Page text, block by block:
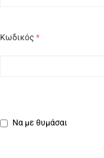
Κωδικός *
Να με θυμάσαι